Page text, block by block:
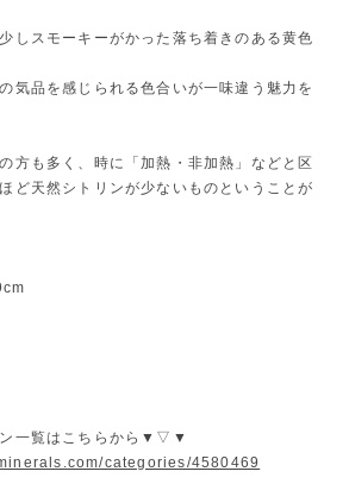
しスモーキーがかった落ち着きのある黄色
気品を感じられる色合いが一味違う魅力を
方も多く、時に「加熱・非加熱」などと区
ど天然シトリンが少ないものということが
一覧はこちらから▼▽▼
categories/4580469